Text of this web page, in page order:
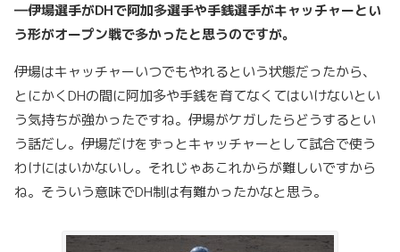
―伊場選手がDHで阿加多選手や手銭選手がキャッチャーとい
う形がオープン戦で多かったと思うのですが。
伊場はキャッチャーいつでもやれるという状態だったから、
とにかくDHの間に阿加多や手銭を育てなくてはいけないとい
う気持ちが強かったですね。伊場がケガしたらどうするとい
う話だし。伊場だけをずっとキャッチャーとして試合で使う
わけにはいかないし。それじゃあこれからが難しいですから
ね。そういう意味でDH制は有難かったかなと思う。